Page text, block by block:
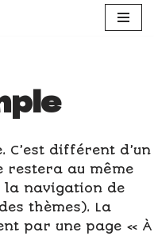
C’est différent d’un
restera au même
navigation de
thèmes). La
par une page « À